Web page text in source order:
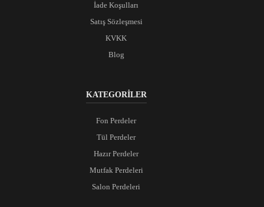
İade Koşulları
Satış Sözleşmesi
KVKK
Blog
KATEGORİLER
Fon Perdeler
Tül Perdeler
Hazır Perdeler
Mutfak Perdeleri
Salon Perdeleri